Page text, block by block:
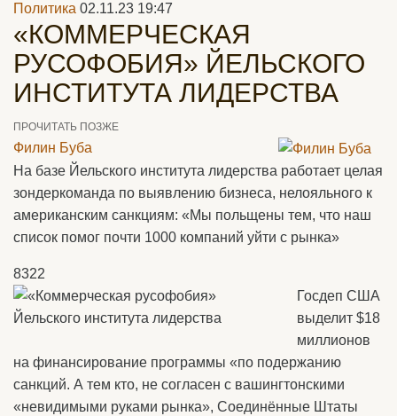
Политика 02.11.23 19:47
«КОММЕРЧЕСКАЯ
РУСОФОБИЯ» ЙЕЛЬСКОГО
ИНСТИТУТА ЛИДЕРСТВА
ПРОЧИТАТЬ ПОЗЖЕ
Филин Буба
На базе Йельского института лидерства работает целая
зондеркоманда по выявлению бизнеса, нелояльного к
американским санкциям: «Мы польщены тем, что наш
список помог почти 1000 компаний уйти с рынка»
8322
Госдеп США
выделит $18
миллионов
на финансирование программы «по подержанию
санкций. А тем кто, не согласен с вашингтонскими
«невидимыми руками рынка», Соединённые Штаты